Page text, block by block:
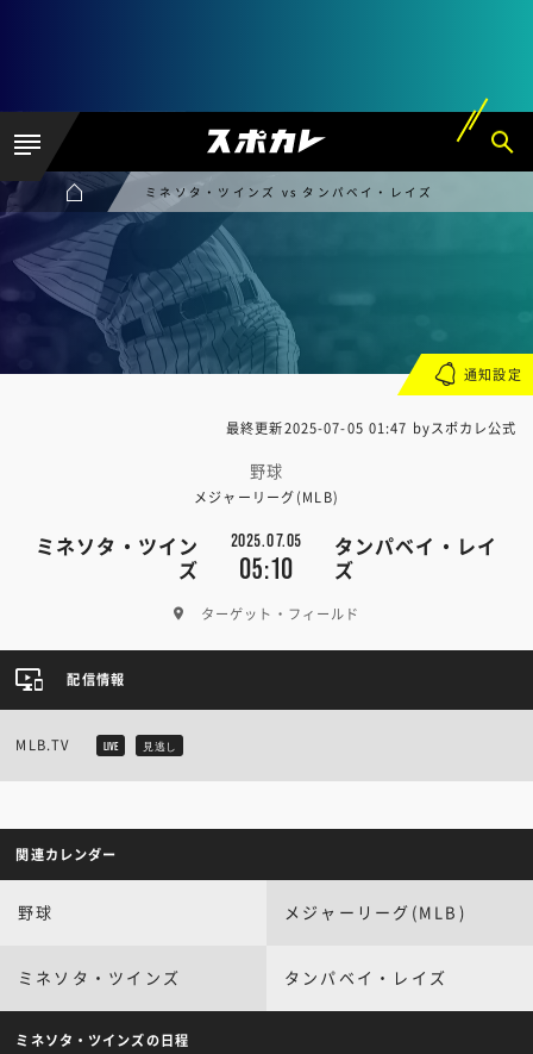
ミネソタ・ツインズ vs タンパベイ・レイズ
最終更新2025-07-05 01:47 byスポカレ公式
野球
メジャーリーグ(MLB)
ミネソタ・ツイン
ズ
2025.07.05
05:10
タンパベイ・レイ
ズ
ターゲット・フィールド
通知設定
配信情報
MLB.TV LIVE 見逃し
関連カレンダー
野球 メジャーリーグ(MLB)
ミネソタ・ツインズ タンパベイ・レイズ
ミネソタ・ツインズの日程